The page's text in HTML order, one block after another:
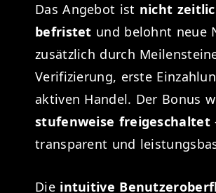
Das Angebot ist nicht
befristet und belohnt neue
zusätzlich durch
Verifizierung, erste
aktiven Handel. Der Bonus
stufenweise freigeschaltet
transparent und
Die intuitive